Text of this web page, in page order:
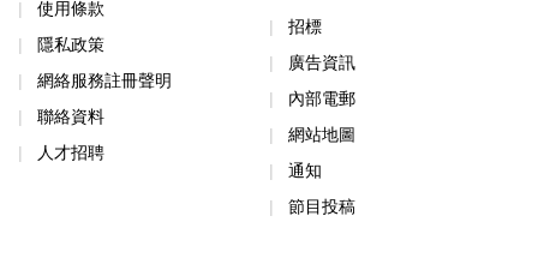
使用條款
隱私政策
網絡服務註冊聲明
聯絡資料
人才招聘
招標
廣告資訊
內部電郵
網站地圖
通知
節目投稿